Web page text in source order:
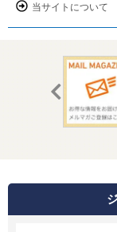
当サイトについて